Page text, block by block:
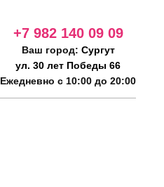
+7 982 140 09 09
Ваш город: Сургут
ул. 30 лет Победы 66
Ежедневно с 10:00 до 20:00